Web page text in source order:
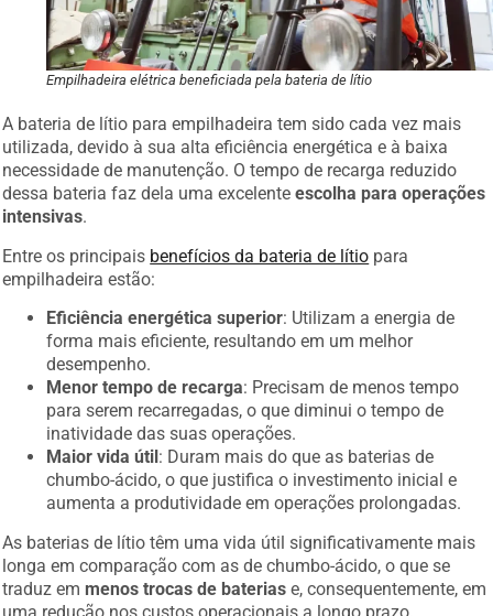
Empilhadeira elétrica beneficiada pela bateria de lítio
A bateria de lítio para empilhadeira tem sido cada vez mais
utilizada, devido à sua alta eficiência energética e à baixa
necessidade de manutenção. O tempo de recarga reduzido
dessa bateria faz dela uma excelenteescolha para operações
intensivas.
Entre os principais benefícios da bateria de lítio para
empilhadeira estão:
Eficiência energética superior: Utilizam a energia de
forma mais eficiente, resultando em um melhor
desempenho.
Menor tempo de recarga: Precisam de menos tempo
para serem recarregadas, o que diminui o tempo de
inatividade das suas operações.
Maior vida útil : Duram mais do que as baterias de
chumbo-ácido, o que justifica o investimento inicial e
aumenta a produtividade em operações prolongadas.
As baterias de lítio têm uma vida útil significativamente mais
longa em comparação com as de chumbo-ácido, o que se
traduz em menos trocas de baterias e, consequentemente, em